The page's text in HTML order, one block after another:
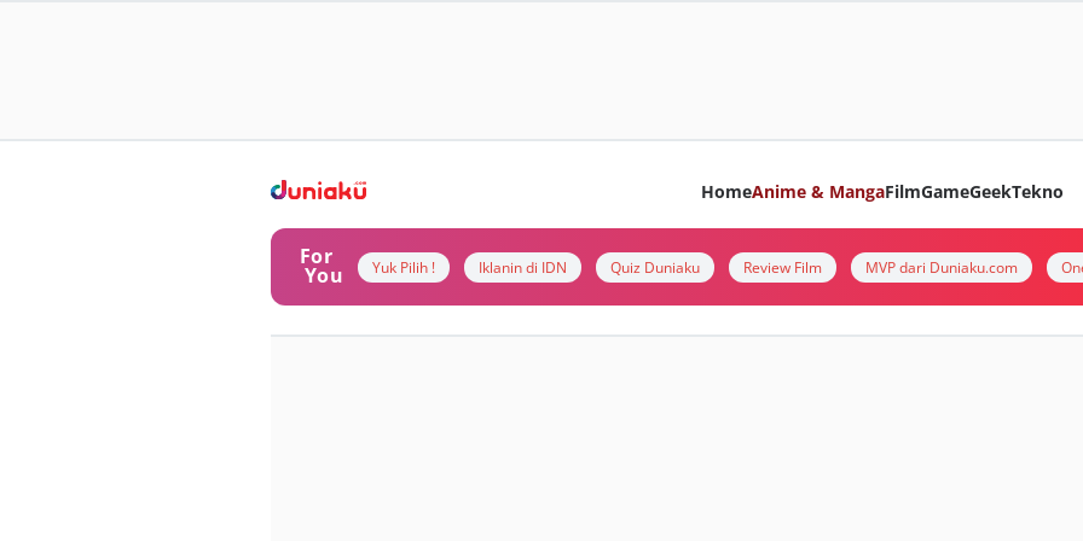
HomeAnime & MangaFilmGameGeekTekno
For
You Yuk Pilih ! Iklanin di IDN Quiz Duniaku Review Film MVP dari Duniaku.com